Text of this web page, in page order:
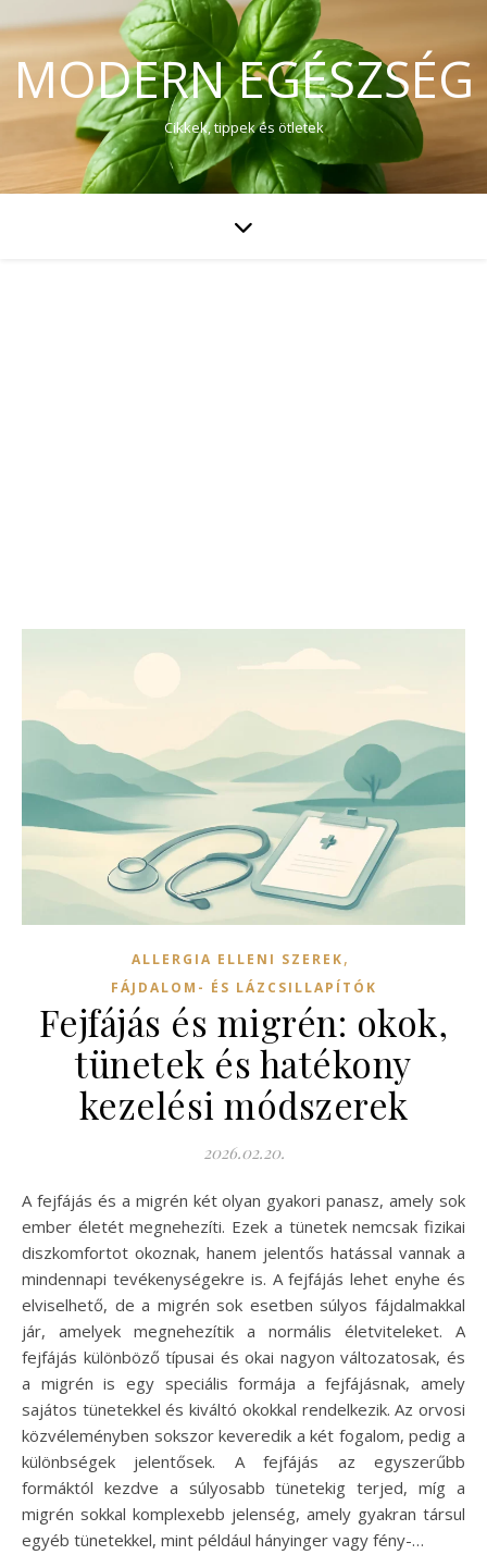
MODERN EGÉSZSÉG
Cikkek, tippek és ötletek
ALLERGIA ELLENI SZEREK,
FÁJDALOM- ÉS LÁZCSILLAPÍTÓK
Fejfájás és migrén: okok,
tünetek és hatékony
kezelési módszerek
2026.02.20.
A fejfájás és a migrén két olyan gyakori panasz, amely sok
ember életét megnehezíti. Ezek a tünetek nemcsak fizikai
diszkomfortot okoznak, hanem jelentős hatással vannak a
mindennapi tevékenységekre is. A fejfájás lehet enyhe és
elviselhető, de a migrén sok esetben súlyos fájdalmakkal
jár, amelyek megnehezítik a normális életviteleket. A
fejfájás különböző típusai és okai nagyon változatosak, és
a migrén is egy speciális formája a fejfájásnak, amely
sajátos tünetekkel és kiváltó okokkal rendelkezik. Az orvosi
közvéleményben sokszor keveredik a két fogalom, pedig a
különbségek jelentősek. A fejfájás az egyszerűbb
formáktól kezdve a súlyosabb tünetekig terjed, míg a
migrén sokkal komplexebb jelenség, amely gyakran társul
egyéb tünetekkel, mint például hányinger vagy fény-…